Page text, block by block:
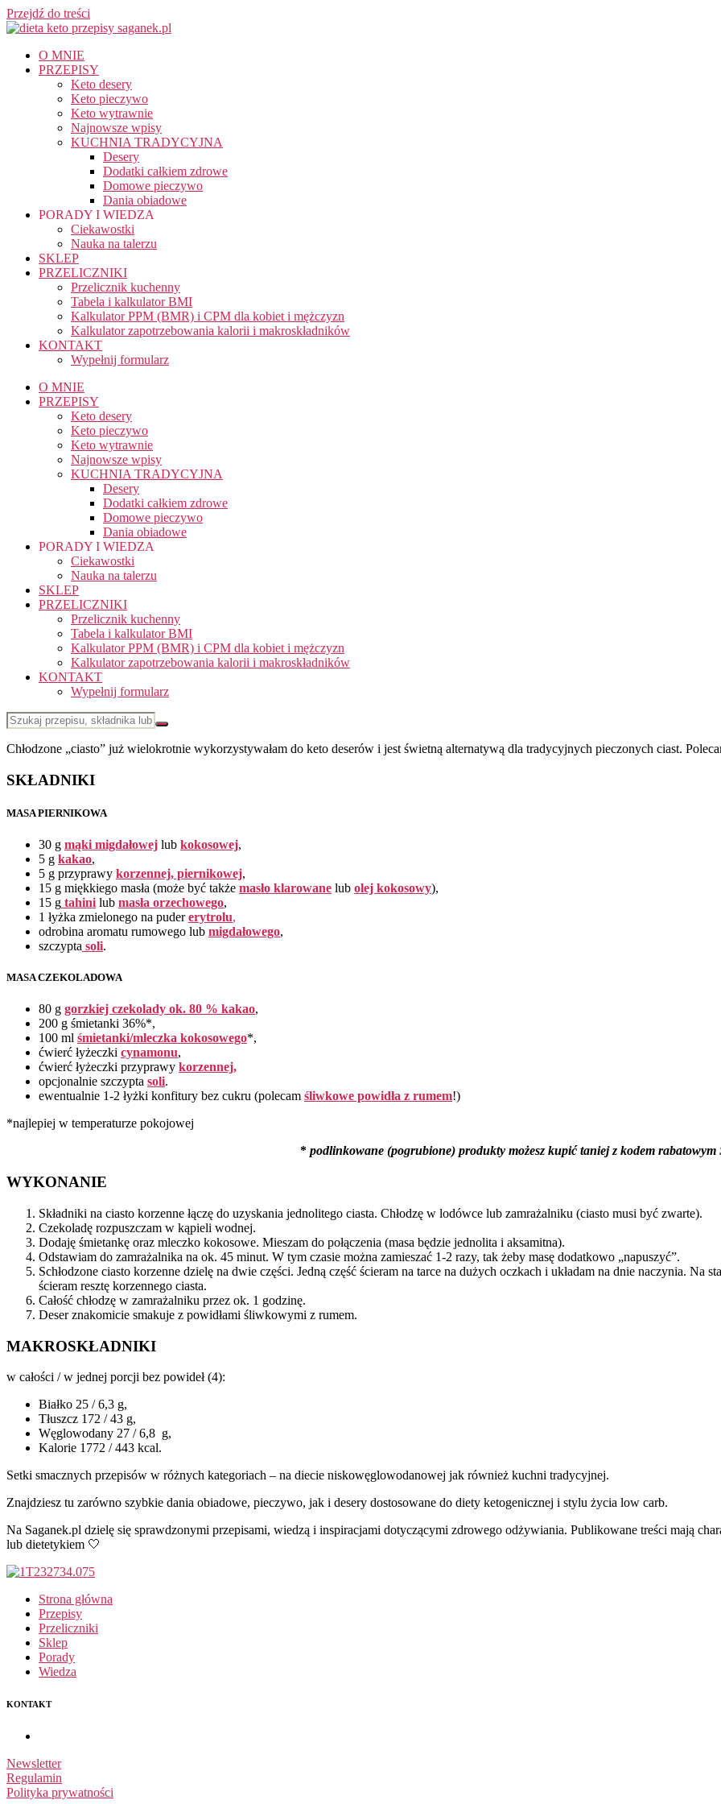
Przejdź do treści
O MNIE
PRZEPISY
Keto desery
Keto pieczywo
Keto wytrawnie
Najnowsze wpisy
KUCHNIA TRADYCYJNA
Desery
Dodatki całkiem zdrowe
Domowe pieczywo
Dania obiadowe
PORADY I WIEDZA
Ciekawostki
Nauka na talerzu
SKLEP
PRZELICZNIKI
Przelicznik kuchenny
Tabela i kalkulator BMI
Kalkulator PPM (BMR) i CPM dla kobiet i mężczyzn
Kalkulator zapotrzebowania kalorii i makroskładników
KONTAKT
Wypełnij formularz
O MNIE
PRZEPISY
Keto desery
Keto pieczywo
Keto wytrawnie
Najnowsze wpisy
KUCHNIA TRADYCYJNA
Desery
Dodatki całkiem zdrowe
Domowe pieczywo
Dania obiadowe
PORADY I WIEDZA
Ciekawostki
Nauka na talerzu
SKLEP
PRZELICZNIKI
Przelicznik kuchenny
Tabela i kalkulator BMI
Kalkulator PPM (BMR) i CPM dla kobiet i mężczyzn
Kalkulator zapotrzebowania kalorii i makroskładników
KONTAKT
Wypełnij formularz
Chłodzone „ciasto” już wielokrotnie wykorzystywałam do keto deserów i jest świetną alternatywą dla tradycyjnych pieczonych ciast.
SKŁADNIKI
MASA PIERNIKOWA
30 g mąki migdałowej lub kokosowej,
5 g kakao,
5 g przyprawy korzennej, piernikowej,
15 g miękkiego masła (może być także masło klarowane lub olej kokosowy),
15 g tahini lub masła orzechowego,
1 łyżka zmielonego na pudererytrolu,
odrobina aromatu rumowego lub migdałowego,
szczypta soli.
MASA CZEKOLADOWA
80 g gorzkiej czekolady ok. 80 % kakao,
200 g śmietanki 36%*,
100 ml śmietanki/mleczka kokosowego*,
ćwierć łyżeczki cynamonu,
ćwierć łyżeczki przyprawy korzennej,
opcjonalnie szczypta soli.
ewentualnie 1-2 łyżki konfitury bez cukru (polecam śliwkowe powidła z rumem!)
*najlepiej w temperaturze pokojowej
* podlinkowane (pogrubione) produkty możesz kupić taniej z kodem
WYKONANIE
Składniki na ciasto korzenne łączę do uzyskania jednolitego ciasta. Chłodzę w lodówce lub zamrażalniku (ciasto musi być zwarte).
Czekoladę rozpuszczam w kąpieli wodnej.
Dodaję śmietankę oraz mleczko kokosowe. Mieszam do połączenia (masa będzie jednolita i aksamitna).
Odstawiam do zamrażalnika na ok. 45 minut. W tym czasie można zamieszać 1-2 razy, tak żeby masę dodatkowo „napuszyć”.
Schłodzone ciasto korzenne dzielę na dwie części. Jedną część ścieram na tarce na dużych oczkach i układam na dnie naczynia. Na
ścieram resztę korzennego ciasta.
Całość chłodzę w zamrażalniku przez ok. 1 godzinę.
Deser znakomicie smakuje z powidłami śliwkowymi z rumem.
MAKROSKŁADNIKI
w całości / w jednej porcji bez powideł (4):
Białko 25 / 6,3 g,
Tłuszcz 172 / 43 g,
Węglowodany 27 / 6,8 g,
Kalorie 1772 / 443 kcal.
Setki smacznych przepisów w różnych kategoriach – na diecie niskowęglowodanowej jak również kuchni tradycyjnej.
Znajdziesz tu zarówno szybkie dania obiadowe, pieczywo, jak i desery dostosowane do diety ketogenicznej i stylu życia low carb.
Na Saganek.pl dzielę się sprawdzonymi przepisami, wiedzą i inspiracjami dotyczącymi zdrowego odżywiania. Publikowane treści mają
lub dietetykiem 🤍
Strona główna
Przepisy
Przeliczniki
Sklep
Porady
Wiedza
KONTAKT
Newsletter
Regulamin
Polityka prywatności